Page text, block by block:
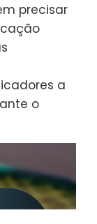
precisar
a
o